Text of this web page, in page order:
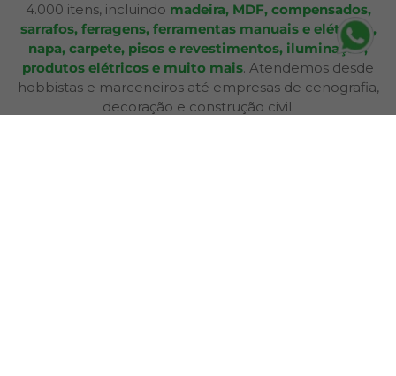
4.000 itens, incluindo madeira, MDF, compensados,
sarrafos, ferragens, ferramentas manuais e elétricas,
napa, carpete, pisos e revestimentos, iluminação,
produtos elétricos e muito mais. Atendemos desde
hobbistas e marceneiros até empresas de cenografia,
decoração e construção civil.